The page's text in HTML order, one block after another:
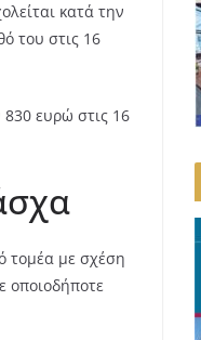
κατά την
του στις 16
ευρώ στις 16
τομέα με σχέση
οποιοδήποτε